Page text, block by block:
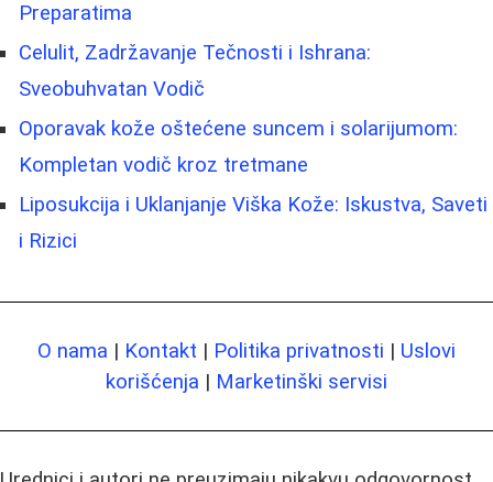
Preparatima
Celulit, Zadržavanje Tečnosti i Ishrana:
Sveobuhvatan Vodič
Oporavak kože oštećene suncem i solarijumom:
Kompletan vodič kroz tretmane
Liposukcija i Uklanjanje Viška Kože: Iskustva, Saveti
i Rizici
O nama | Kontakt | Politika privatnosti | Uslovi
korišćenja | Marketinški servisi